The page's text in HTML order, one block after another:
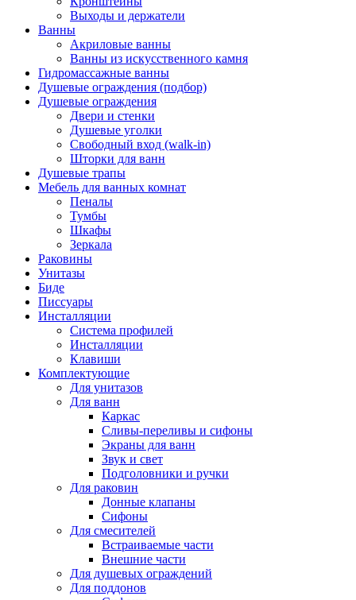
Выходы и держатели
Ванны
Акриловые ванны
Ванны из искусственного камня
Гидромассажные ванны
Душевые ограждения (подбор)
Душевые ограждения
Двери и стенки
Душевые уголки
Свободный вход (walk-in)
Шторки для ванн
Душевые трапы
Мебель для ванных комнат
Пеналы
Тумбы
Шкафы
Зеркала
Раковины
Унитазы
Биде
Писсуары
Инсталляции
Система профилей
Инсталляции
Клавиши
Комплектующие
Для унитазов
Для ванн
Каркас
Сливы-переливы и сифоны
Экраны для ванн
Звук и свет
Подголовники и ручки
Для раковин
Донные клапаны
Сифоны
Для смесителей
Встраиваемые части
Внешние части
Для душевых ограждений
Для поддонов